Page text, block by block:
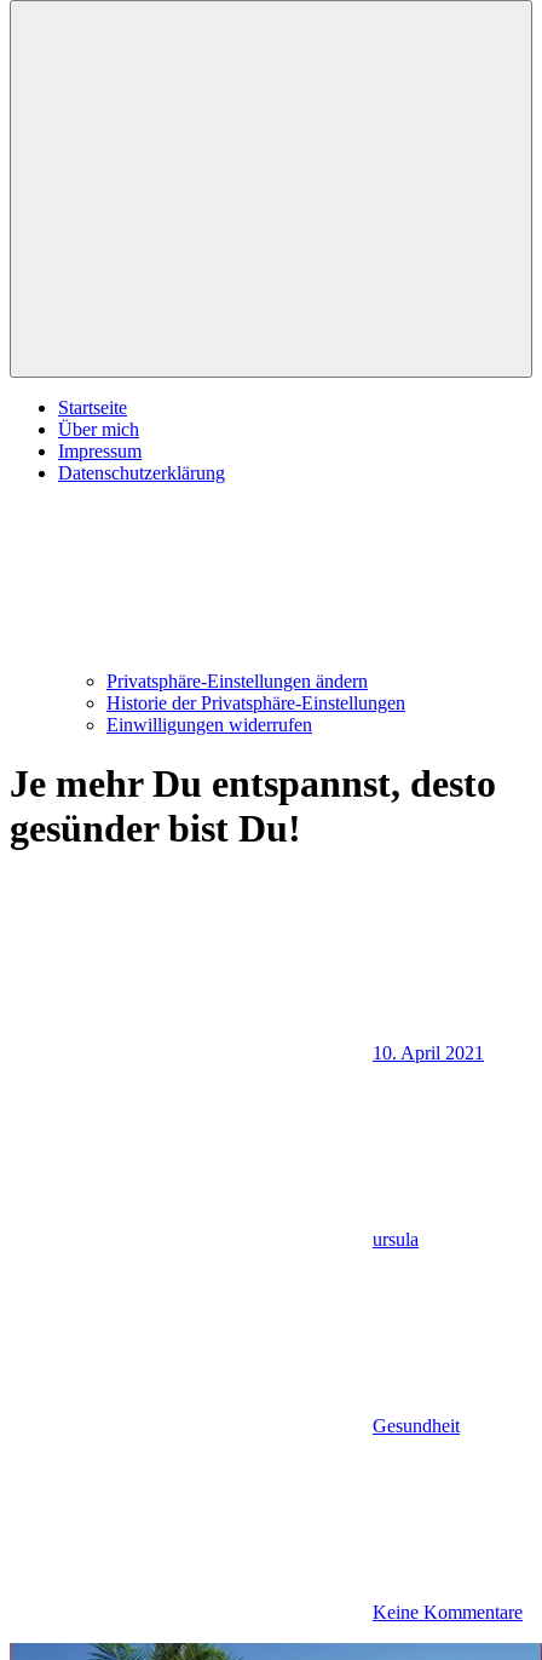
Startseite
Über mich
Impressum
Datenschutzerklärung
Privatsphäre-Einstellungen ändern
Historie der Privatsphäre-Einstellungen
Einwilligungen widerrufen
Je mehr Du entspannst, desto
gesünder bist Du!
10. April 2021
ursula
Gesundheit
Keine Kommentare